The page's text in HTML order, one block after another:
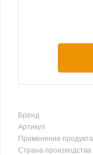
Бренд
Артикул
Применение продукта
Страна производства